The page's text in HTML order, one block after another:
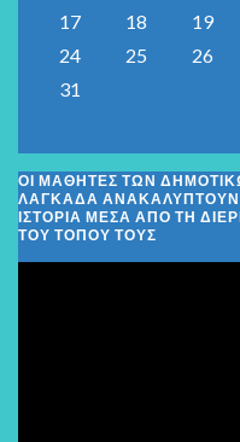
17
18 19
24
25 26
31
ΟΙ ΜΑΘΗΤΈΣ ΤΩΝ
ΛΑΓΚΑΔΆ ΑΝΑΚΑΛΎΠΤΟΥΝ
ΙΣΤΟΡΊΑ ΜΈΣΑ ΑΠΌ ΤΗ
ΤΟΥ ΤΌΠΟΥ ΤΟΥΣ